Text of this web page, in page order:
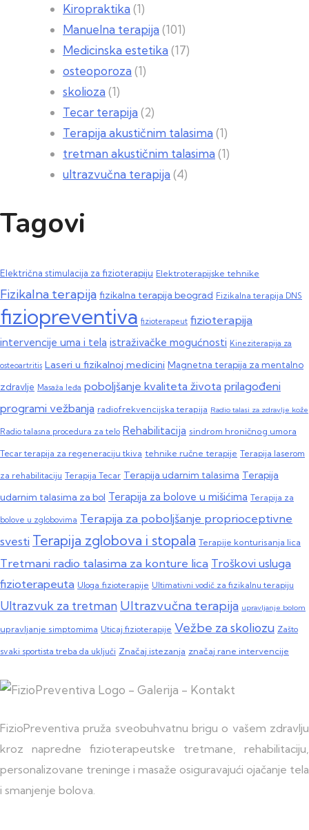
Kiropraktika (1)
Manuelna terapija (101)
Medicinska estetika (17)
osteoporoza (1)
skolioza (1)
Tecar terapija (2)
Terapija akustičnim talasima (1)
tretman akustičnim talasima (1)
ultrazvučna terapija (4)
Tagovi
Električna stimulacija za fizioterapiju Elektroterapijske tehnike
Fizikalna terapija fizikalna terapija beograd Fizikalna terapija DNS
fiziopreventiva fizioterapeut fizioterapija
intervencije uma i tela istraživačke mogućnosti Kineziterapija za
osteoartritis Laseri u fizikalnoj medicini Magnetna terapija za mentalno
zdravlje Masaža leđa poboljšanje kvaliteta života prilagođeni
programi vežbanja radiofrekvencijska terapija Radio talasi za zdravlje kože
Radio talasna procedura za telo Rehabilitacija sindrom hroničnog umora
Tecar terapija za regeneraciju tkiva tehnike ručne terapije Terapija laserom
za rehabilitaciju Terapija Tecar Terapija udarnim talasima Terapija
udarnim talasima za bol Terapija za bolove u mišićima Terapija za
bolove u zglobovima Terapija za poboljšanje proprioceptivne
svesti Terapija zglobova i stopala Terapije konturisanja lica
Tretmani radio talasima za konture lica Troškovi usluga
fizioterapeuta Uloga fizioterapije Ultimativni vodič za fizikalnu terapiju
Ultrazvuk za tretman Ultrazvučna terapija upravljanje bolom
upravljanje simptomima Uticaj fizioterapije Vežbe za skoliozu Zašto
svaki sportista treba da uključi Značaj istezanja značaj rane intervencije
FizioPreventiva pruža sveobuhvatnu brigu o vašem zdravlju
kroz napredne fizioterapeutske tretmane, rehabilitaciju,
personalizovane treninge i masaže osiguravajući ojačanje tela
i smanjenje bolova.